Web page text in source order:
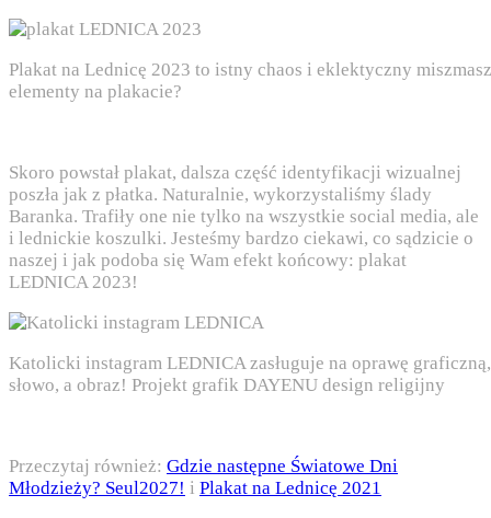
Plakat na Lednicę 2023 to istny chaos i eklektyczny
elementy na plakacie?
Skoro powstał plakat, dalsza część identyfikacji wizualnej
poszła jak z płatka. Naturalnie, wykorzystaliśmy ślady
Baranka. Trafiły one nie tylko na wszystkie social media, ale
i lednickie koszulki. Jesteśmy bardzo ciekawi, co sądzicie o
naszej i jak podoba się Wam efekt końcowy: plakat
LEDNICA 2023!
Katolicki instagram LEDNICA zasługuje na oprawę
słowo, a obraz! Projekt grafik DAYENU design religijny
Przeczytaj również: Gdzie następne Światowe Dni
Młodzieży? Seul2027! i Plakat na Lednicę 2021